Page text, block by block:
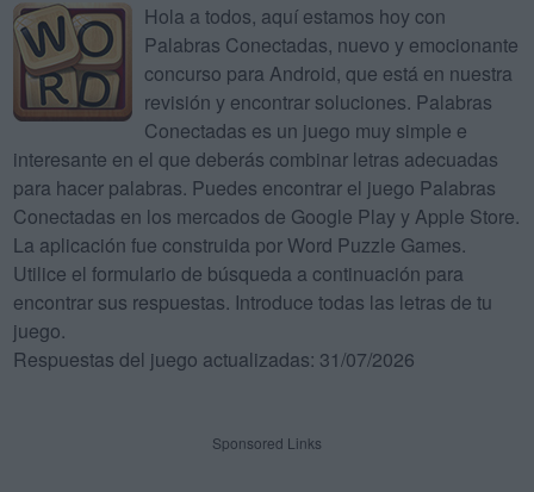
Hola a todos, aquí estamos hoy con
Palabras Conectadas, nuevo y emocionante
concurso para Android, que está en nuestra
revisión y encontrar soluciones. Palabras
Conectadas es un juego muy simple e
interesante en el que deberás combinar letras adecuadas
para hacer palabras. Puedes encontrar el juego Palabras
Conectadas en los mercados de Google Play y Apple Store.
La aplicación fue construida por Word Puzzle Games.
Utilice el formulario de búsqueda a continuación para
encontrar sus respuestas. Introduce todas las letras de tu
juego.
Respuestas del juego actualizadas: 31/07/2026
Sponsored Links